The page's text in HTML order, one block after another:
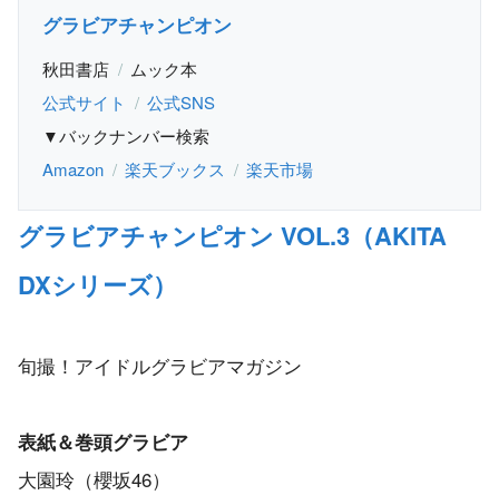
グラビアチャンピオン
秋田書店
ムック本
公式サイト
公式SNS
▼バックナンバー検索
Amazon
楽天ブックス 楽天市場
グラビアチャンピオン VOL.3（AKITA
DXシリーズ）
旬撮！アイドルグラビアマガジン
表紙＆巻頭グラビア
大園玲（櫻坂46）